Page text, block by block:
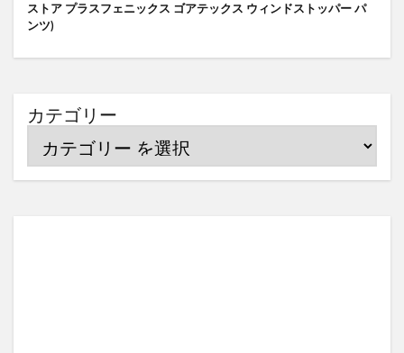
ストア プラスフェニックス ゴアテックス ウィンドストッパー パ
ンツ)
カテゴリー